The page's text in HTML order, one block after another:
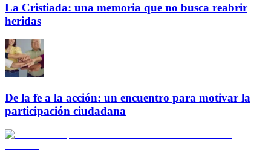
La Cristiada: una memoria que no busca reabrir
heridas
De la fe a la acción: un encuentro para motivar la
participación ciudadana